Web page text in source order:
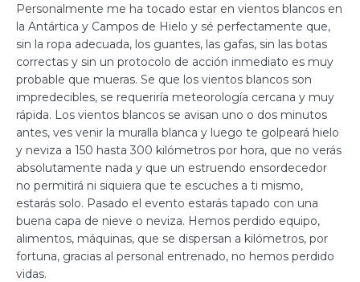
Personalmente me ha tocado estar en vientos blancos en
la Antártica y Campos de Hielo y sé perfectamente que,
sin la ropa adecuada, los guantes, las gafas, sin las botas
correctas y sin un protocolo de acción inmediato es muy
probable que mueras. Se que los vientos blancos son
impredecibles, se requeriría meteorología cercana y muy
rápida. Los vientos blancos se avisan uno o dos minutos
antes, ves venir la muralla blanca y luego te golpeará hielo
y neviza a 150 hasta 300 kilómetros por hora, que no verás
absolutamente nada y que un estruendo ensordecedor
no permitirá ni siquiera que te escuches a ti mismo,
estarás solo. Pasado el evento estarás tapado con una
buena capa de nieve o neviza. Hemos perdido equipo,
alimentos, máquinas, que se dispersan a kilómetros, por
fortuna, gracias al personal entrenado, no hemos perdido
vidas.